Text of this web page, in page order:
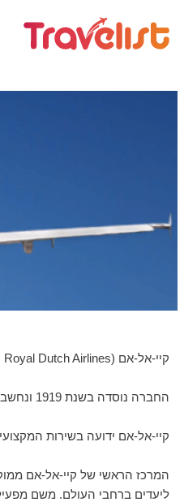
קיי-אל-אם (KLM Royal Dutch Airlines) היא חברת התעופה הלאומית של הולנד ואחת מחברות התעופה הוותיקות והיוקרתיות בעולם.
החברה נוסדה בשנת 1919 ונחשבת לחברת התעופה הוותיקה ביותר בעולם שעדיין פועלת תחת שמה המקורי.
קיי-אל-אם ידועה בשירות
ליעדים ברחבי העולם. משם מפעילה החברה טיסות ליותר מ־150